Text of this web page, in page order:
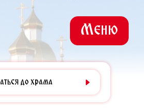
Меню
до храма